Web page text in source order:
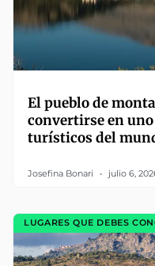
El pueblo de
convertirse en
turísticos del
Josefina Bonari julio 6,
LUGARES QUE DEBES